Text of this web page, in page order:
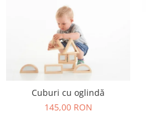
Cuburi cu oglindă
145,00 RON